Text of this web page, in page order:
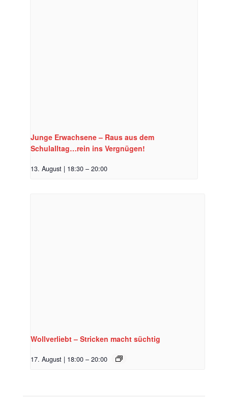
Junge Erwachsene – Raus aus dem
Schulalltag…rein ins Vergnügen!
13. August | 18:30 – 20:00
Wollverliebt – Stricken macht süchtig
17. August | 18:00 – 20:00